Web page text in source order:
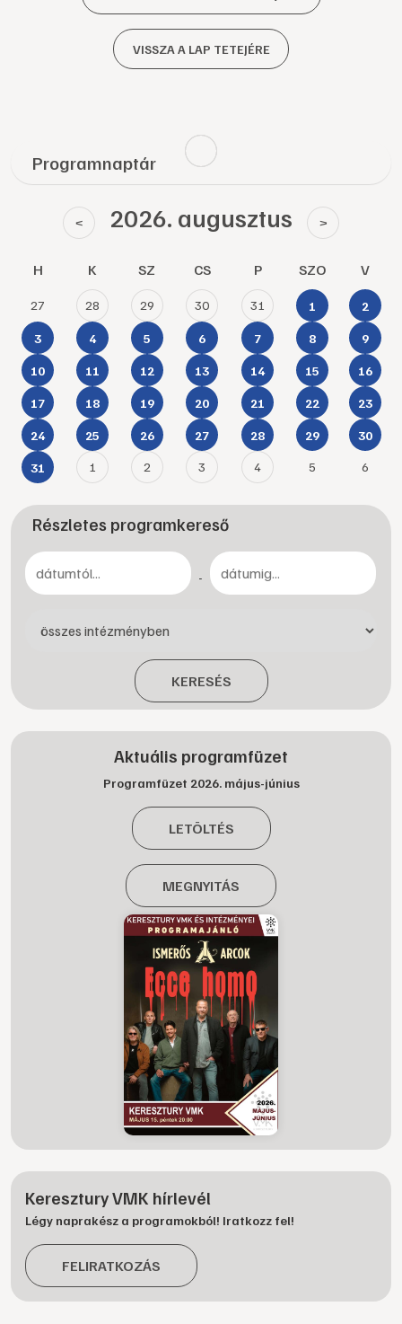
VISSZA A LAP TETEJÉRE
Programnaptár
< 2026. augusztus >
H K SZ CS P SZO V
27 28 29 30 31 1 2
3 4 5 6 7 8 9
10 11 12 13 14 15 16
17 18 19 20 21 22 23
24 25 26 27 28 29 30
31 1 2 3 4 5 6
Részletes programkereső
-
KERESÉS
Aktuális programfüzet
Programfüzet 2026. május-június
LETÖLTÉS
MEGNYITÁS
Keresztury VMK hírlevél
Légy naprakész a programokból! Iratkozz fel!
FELIRATKOZÁS